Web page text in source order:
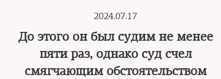
2024.07.17
До этого он был судим не менее
пяти раз, однако суд счел
смягчающим обстоятельством